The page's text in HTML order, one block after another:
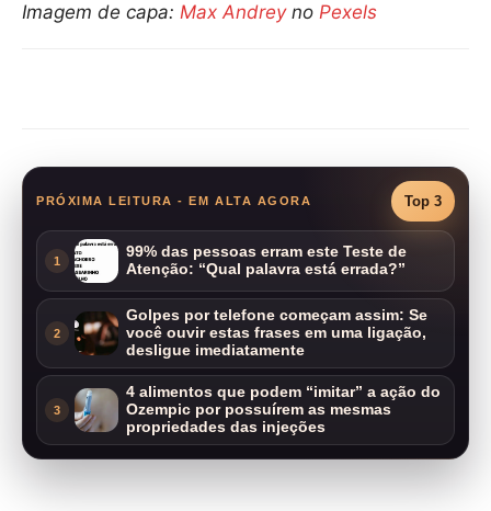
Imagem de capa: Max Andrey no Pexels
PRÓXIMA LEITURA - EM ALTA AGORA Top 3
1
99% das pessoas erram este Teste de
Atenção: “Qual palavra está errada?”
2
Golpes por telefone começam assim: Se
você ouvir estas frases em uma ligação,
desligue imediatamente
3
4 alimentos que podem “imitar” a ação do
Ozempic por possuírem as mesmas
propriedades das injeções